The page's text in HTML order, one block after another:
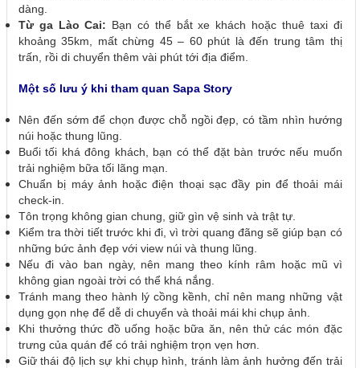
dàng.
Từ ga Lào Cai: Bạn có thể bắt xe khách hoặc thuê taxi đi
khoảng 35km, mất chừng 45 – 60 phút là đến trung tâm thị
trấn, rồi di chuyển thêm vài phút tới địa điểm.
Một số lưu ý khi tham quan Sapa Story
Nên đến sớm để chọn được chỗ ngồi đẹp, có tầm nhìn hướng
núi hoặc thung lũng.
Buổi tối khá đông khách, bạn có thể đặt bàn trước nếu muốn
trải nghiệm bữa tối lãng mạn.
Chuẩn bị máy ảnh hoặc điện thoại sạc đầy pin để thoải mái
check-in.
Tôn trọng không gian chung, giữ gìn vệ sinh và trật tự.
Kiểm tra thời tiết trước khi đi, vì trời quang đãng sẽ giúp bạn có
những bức ảnh đẹp với view núi và thung lũng.
Nếu đi vào ban ngày, nên mang theo kính râm hoặc mũ vì
không gian ngoài trời có thể khá nắng.
Tránh mang theo hành lý cồng kềnh, chỉ nên mang những vật
dụng gọn nhẹ để dễ di chuyển và thoải mái khi chụp ảnh.
Khi thưởng thức đồ uống hoặc bữa ăn, nên thử các món đặc
trưng của quán để có trải nghiệm trọn vẹn hơn.
Giữ thái độ lịch sự khi chụp hình, tránh làm ảnh hưởng đến trải